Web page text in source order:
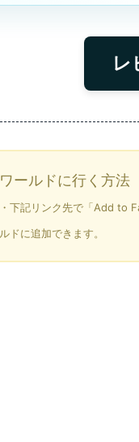
レ
ワールドに行く方法
・下記リンク先で「Add to
ルドに追加できます。